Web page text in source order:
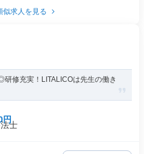
似求人を見る
修充実！LITALICOは先生の働き
円
士